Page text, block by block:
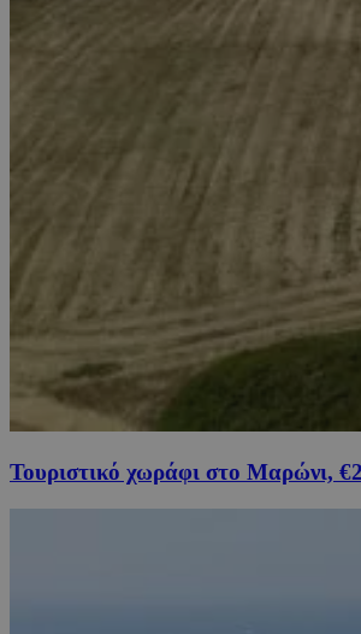
Τουριστικό χωράφι στο Μαρώνι,